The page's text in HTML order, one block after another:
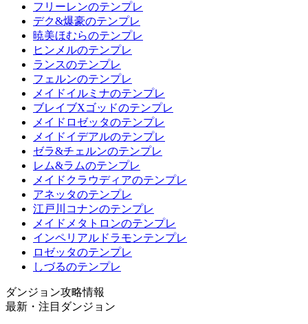
フリーレンのテンプレ
デク&爆豪のテンプレ
暁美ほむらのテンプレ
ヒンメルのテンプレ
ランスのテンプレ
フェルンのテンプレ
メイドイルミナのテンプレ
ブレイブXゴッドのテンプレ
メイドロゼッタのテンプレ
メイドイデアルのテンプレ
ゼラ&チェルンのテンプレ
レム&ラムのテンプレ
メイドクラウディアのテンプレ
アネッタのテンプレ
江戸川コナンのテンプレ
メイドメタトロンのテンプレ
インペリアルドラモンテンプレ
ロゼッタのテンプレ
しづるのテンプレ
ダンジョン攻略情報
最新・注目ダンジョン